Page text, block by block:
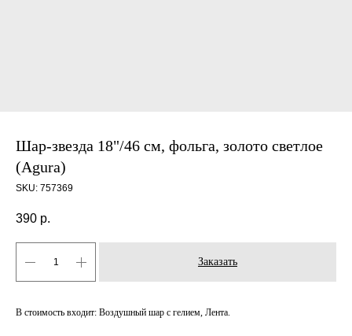
Шар-звезда 18"/46 см, фольга, золото светлое
(Agura)
SKU: 757369
390 р.
Заказать
В стоимость входит: Воздушный шар с гелием, Лента.